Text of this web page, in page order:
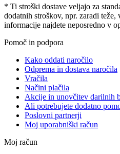
* Ti stroški dostave veljajo za
dodatnih stroškov, npr. zaradi
informacije najdete neposredno v
Pomoč in podpora
Kako oddati naročilo
Odprema in dostava naročila
Vračila
Načini plačila
Akcije in unovčitev darilnih
Ali potrebujete dodatno
Poslovni partnerji
Moj uporabniški račun
Moj račun